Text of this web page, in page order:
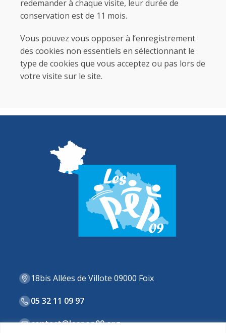
redemander à chaque visite, leur durée de
conservation est de 11 mois.
Vous pouvez vous opposer à l’enregistrement
des cookies non essentiels en sélectionnant le
type de cookies que vous acceptez ou pas lors de
votre visite sur le site.
18bis Allées de Villote 09000 Foix
05 32 11 09 97
contact@lespep09.org